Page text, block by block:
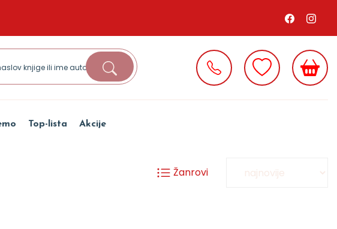
Top-lista Akcije
Žanrovi